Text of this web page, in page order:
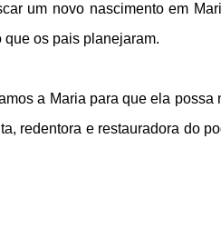
um novo nascimento em
os pais planejaram.
a Maria para que ela
redentora e restauradora do